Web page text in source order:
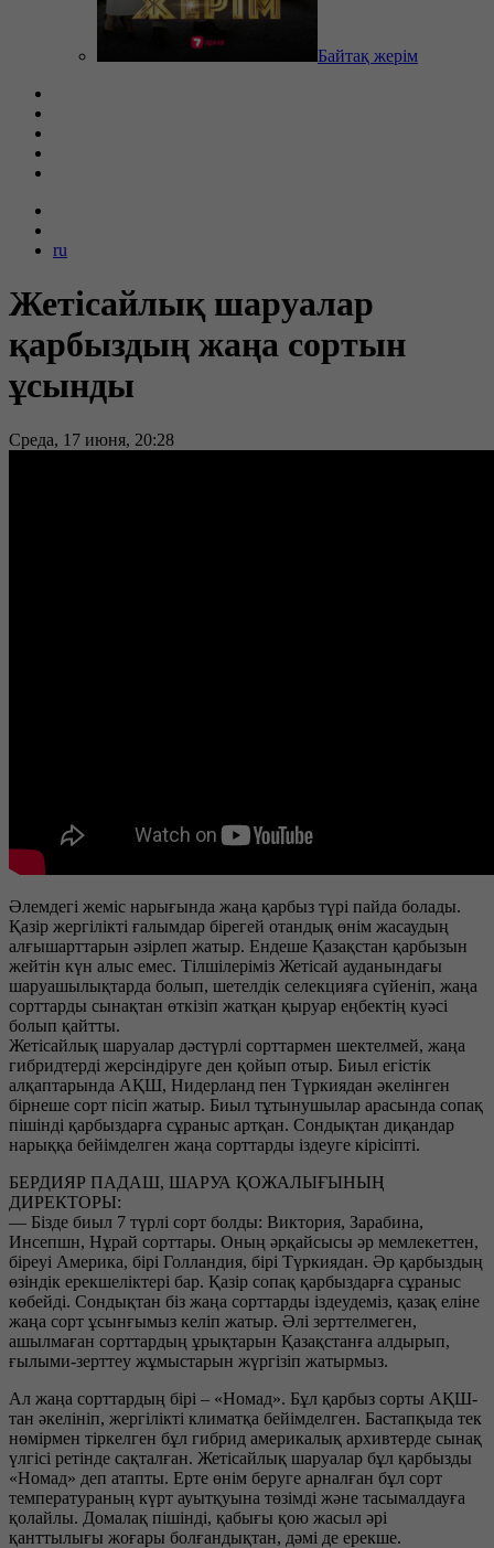
Байтақ жерім
ru
Жетісайлық шаруалар
қарбыздың жаңа сортын
ұсынды
Среда, 17 июня, 20:28
Әлемдегі жеміс нарығында жаңа қарбыз түрі пайда болады.
Қазір жергілікті ғалымдар бірегей отандық өнім жасаудың
алғышарттарын әзірлеп жатыр. Ендеше Қазақстан қарбызын
жейтін күн алыс емес. Тілшілеріміз Жетісай ауданындағы
шаруашылықтарда болып, шетелдік селекцияға сүйеніп, жаңа
сорттарды сынақтан өткізіп жатқан қыруар еңбектің куәсі
болып қайтты.
Жетісайлық шаруалар дәстүрлі сорттармен шектелмей, жаңа
гибридтерді жерсіндіруге ден қойып отыр. Биыл егістік
алқаптарында АҚШ, Нидерланд пен Түркиядан әкелінген
бірнеше сорт пісіп жатыр. Биыл тұтынушылар арасында сопақ
пішінді қарбыздарға сұраныс артқан. Сондықтан диқандар
нарыққа бейімделген жаңа сорттарды іздеуге кірісіпті.
БЕРДИЯР ПАДАШ, ШАРУА ҚОЖАЛЫҒЫНЫҢ
ДИРЕКТОРЫ:
— Бізде биыл 7 түрлі сорт болды: Виктория, Зарабина,
Инсепшн, Нұрай сорттары. Оның әрқайсысы әр мемлекеттен,
біреуі Америка, бірі Голландия, бірі Түркиядан. Әр қарбыздың
өзіндік ерекшеліктері бар. Қазір сопақ қарбыздарға сұраныс
көбейді. Сондықтан біз жаңа сорттарды іздеудеміз, қазақ еліне
жаңа сорт ұсынғымыз келіп жатыр. Әлі зерттелмеген,
ашылмаған сорттардың ұрықтарын Қазақстанға алдырып,
ғылыми-зерттеу жұмыстарын жүргізіп жатырмыз.
Ал жаңа сорттардың бірі – «Номад». Бұл қарбыз сорты АҚШ-
тан әкелініп, жергілікті климатқа бейімделген. Бастапқыда тек
нөмірмен тіркелген бұл гибрид америкалық архивтерде сынақ
үлгісі ретінде сақталған. Жетісайлық шаруалар бұл қарбызды
«Номад» деп атапты. Ерте өнім беруге арналған бұл сорт
температураның күрт ауытқуына төзімді және тасымалдауға
қолайлы. Домалақ пішінді, қабығы қою жасыл әрі
қанттылығы жоғары болғандықтан, дәмі де ерекше.